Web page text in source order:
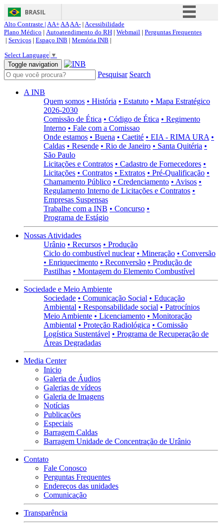
BRASIL
Simplifique!
Acesso à informação
Canais
Alto Contraste | AA+AAAA- | Acessibilidade
Plano Médico | Autoatendimento do RH | Webmail | Perguntas Frequentes
| Serviços | Espaço INB | Memória INB |
Select Language ▼
Toggle navigation
Pesquisar Search
A INB
Quem somos • História • Estatuto • Mapa Estratégico
2026-2030
Comissão de Ética • Código de Ética • Regimento
Interno • Fale com a Comissao
Onde estamos • Buena • Caetité • EIA - RIMA URA •
Caldas • Resende • Rio de Janeiro • Santa Quitéria •
São Paulo
Licitações e Contratos • Cadastro de Fornecedores •
Licitações • Contratos • Extratos • Pré-Qualificação •
Chamamento Público • Credenciamento • Avisos •
Regulamento Interno de Licitações e Contratos •
Empresas Suspensas
Trabalhe com a INB • Concurso •
Programa de Estágio
Nossas Atividades
Urânio • Recursos • Produção
Ciclo do combustível nuclear • Mineração • Conversão
• Enriquecimento • Reconversão • Produção de
Pastilhas • Montagem do Elemento Combustível
Sociedade e Meio Ambiente
Sociedade • Comunicação Social • Educação
Ambiental • Responsabilidade social • Patrocínios
Meio Ambiente • Licenciamento • Monitoração
Ambiental • Proteção Radiológica • Comissão
Logística Sustentável • Programa de Recuperação de
Áreas Degradadas
Media Center
Inicio
Galeria de Áudios
Galerias de vídeos
Galeria de Imagens
Notícias
Publicações
Especiais
Barragem Caldas
Barragem Unidade de Concentração de Urânio
Contato
Fale Conosco
Perguntas Frequentes
Endereços das unidades
Comunicação
Transparência